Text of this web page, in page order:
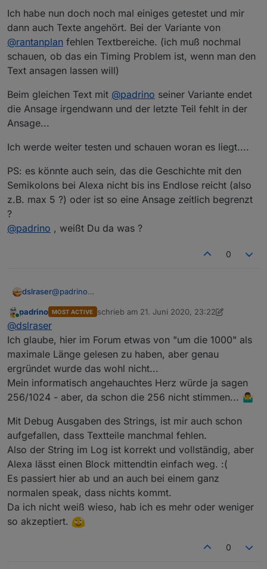
Ich habe nun doch noch mal einiges getestet und mir
dann auch Texte angehört. Bei der Variante von
@rantanplan fehlen Textbereiche. (ich muß nochmal
schauen, ob das ein Timing Problem ist, wenn man den
Text ansagen lassen will)
Beim gleichen Text mit @padrino seiner Variante endet
die Ansage irgendwann und der letzte Teil fehlt in der
Ansage...
Ich werde weiter testen und schauen woran es liegt....
PS: es könnte auch sein, das die Geschichte mit den
Semikolons bei Alexa nicht bis ins Endlose reicht (also
z.B. max 5 ?) oder ist so eine Ansage zeitlich begrenzt
?
@padrino , weißt Du da was ?
0
dslraser@padrino
Ich habe nun doch noch mal einiges getestet und mir
@ rantanplanfehlen Textbereiche. (ich muß nochmal
schauen, ob das ein Timing Problem ist, wenn man
den Text ansagen lassen will)
Beim gleichen Text mit@padrino seiner Variante
endet die Ansage irgendwann und der letzte Teil fehlt
in der Ansage...
Ich werde weiter testen und schauen woran es
liegt....
PS: es könnte auch sein, das die Geschichte mit den
Semikolons bei Alexa nicht bis ins Endlose reicht (also
z.B. max 5 ?) oder ist so eine Ansage zeitlich begrenzt
?
@
padrino , weißt Du da was ?
Online
padrino MOST ACTIVE schrieb am 21. Juni 2020, 23:22
zuletzt editiert von padrino
@dslraser
Ich glaube, hier im Forum etwas von "um die 1000" als
maximale Länge gelesen zu haben, aber genau
ergründet wurde das wohl nicht...
Mein informatisch angehauchtes Herz würde ja sagen
256/1024 - aber, da schon die 256 nicht stimmen... 🤷‍♂️
Mit Debug Ausgaben des Strings, ist mir auch schon
aufgefallen, dass Textteile manchmal fehlen.
Also der String im Log ist korrekt und vollständig, aber
Alexa lässt einen Block mittendtin einfach weg. :(
Es passiert hier ab und an auch bei einem ganz
normalen speak, dass nichts kommt.
Da ich nicht weiß wieso, hab ich es mehr oder weniger
so akzeptiert.
0